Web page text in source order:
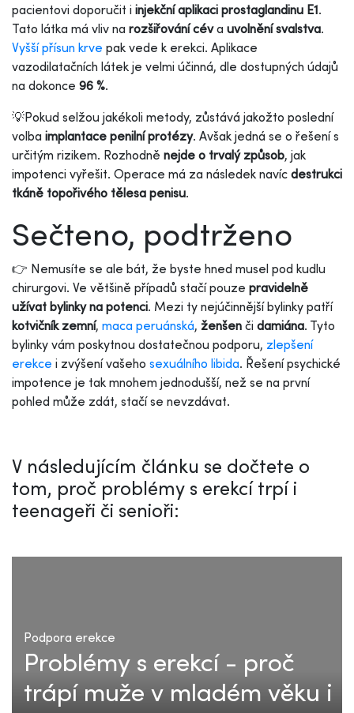
pacientovi doporučit i injekční aplikaci prostaglandinu E1.
Tato látka má vliv na rozšiřování céva uvolnění svalstva.
Vyšší přísun krve pak vede k erekci. Aplikace
vazodilatačních látek je velmi účinná, dle dostupných údajů
na dokonce 96 %.
💡Pokud selžou jakékoli metody, zůstává jakožto poslední
volba implantace penilní protézy. Avšak jedná se o řešení s
určitým rizikem. Rozhodně nejde o trvalý způsob, jak
impotenci vyřešit. Operace má za následek navíc destrukci
tkáně topořivého tělesa penisu.
Sečteno, podtrženo
👉 Nemusíte se ale bát, že byste hned musel pod kudlu
chirurgovi. Ve většině případů stačí pouze pravidelně
užívat bylinky na potenci. Mezi ty nejúčinnější bylinky patří
kotvičník zemní, maca peruánská, ženšen či damiána. Tyto
bylinky vám poskytnou dostatečnou podporu, zlepšení
erekce i zvýšení vašeho sexuálního libida. Řešení psychické
impotence je tak mnohem jednodušší, než se na první
pohled může zdát, stačí se nevzdávat.
V následujícím článku se dočtete o
tom, proč problémy s erekcí trpí i
teenageři či senioři:
Podpora erekce
Problémy s erekcí - proč
trápí muže v mladém věku i